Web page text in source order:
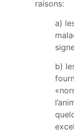
raisons:
a)
b)